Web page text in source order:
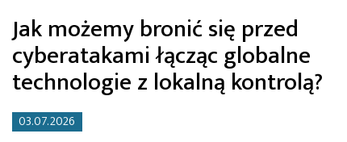
Jak możemy bronić się przed
cyberatakami łącząc globalne
technologie z lokalną kontrolą?
03.07.2026